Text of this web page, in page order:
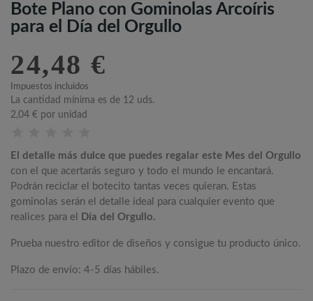
Bote Plano con Gominolas Arcoíris
para el Día del Orgullo
24,48 €
Impuestos incluidos
La cantidad mínima es de 12 uds.
2,04 € por unidad
El detalle más dulce que puedes regalar este Mes del Orgullo
con el que acertarás seguro y todo el mundo le encantará.
Podrán reciclar el botecito tantas veces quieran. Estas
gominolas serán el detalle ideal para cualquier evento que
realices para el
Día del Orgullo.
Prueba nuestro editor de diseños y consigue tu producto único.
Plazo de envío: 4-5 días hábiles.